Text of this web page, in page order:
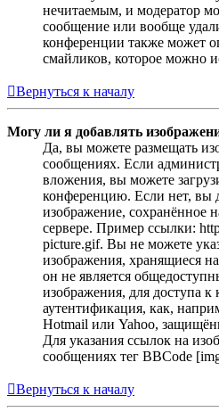
нечитаемым, и модератор
сообщение или вообще
конференции также может
смайликов, которое можно
Вернуться к началу
Могу ли я добавлять
Да, вы можете размещать
сообщениях. Если
вложения, вы можете
конференцию. Если нет, вы
изображение, сохранённое
сервере. Пример ссылки:
picture.gif. Вы не можете
изображения, хранящиеся
он не является
изображения, для доступа к
аутентификация, как,
Hotmail или Yahoo,
Для указания ссылок на
сообщениях тег BBCode
Вернуться к началу